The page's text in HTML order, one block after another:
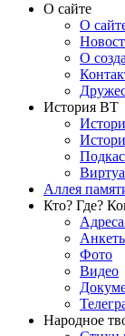
О сайте
О
О
История ВТ
Аллея
Кто? Где?
Фото
Видео
Народное